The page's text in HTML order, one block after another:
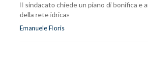
Il sindacato chiede un piano di bonifica e
della rete idrica»
Emanuele Floris